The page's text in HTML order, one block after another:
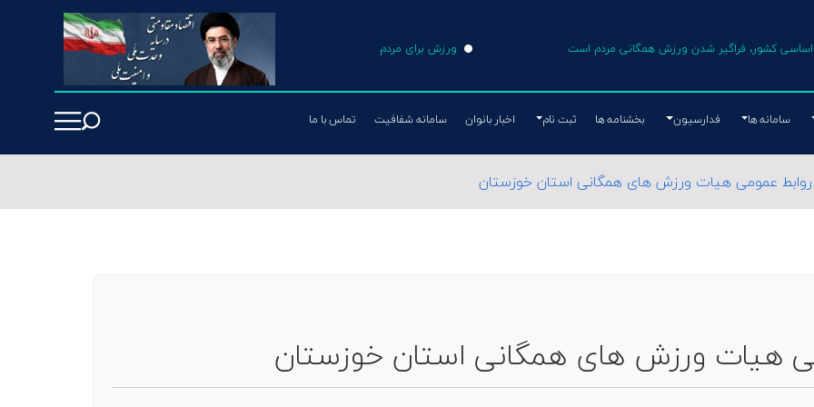
اساسی کشور، فراگیر شدن ورزش همگانی مردم است ورزش برای مردم
سامانه ها فدارسیون بخشنامه ها ثبت نام اخبار بانوان سامانه شفافیت تماس با ما
روابط عمومی هیات ورزش های همگانی استان خوزستان
هیات ورزش های همگانی استان خوزستان